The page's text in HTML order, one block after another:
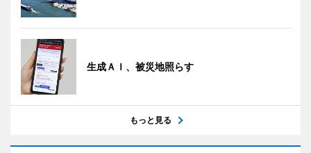
生成ＡＩ、被災地照らす
もっと見る